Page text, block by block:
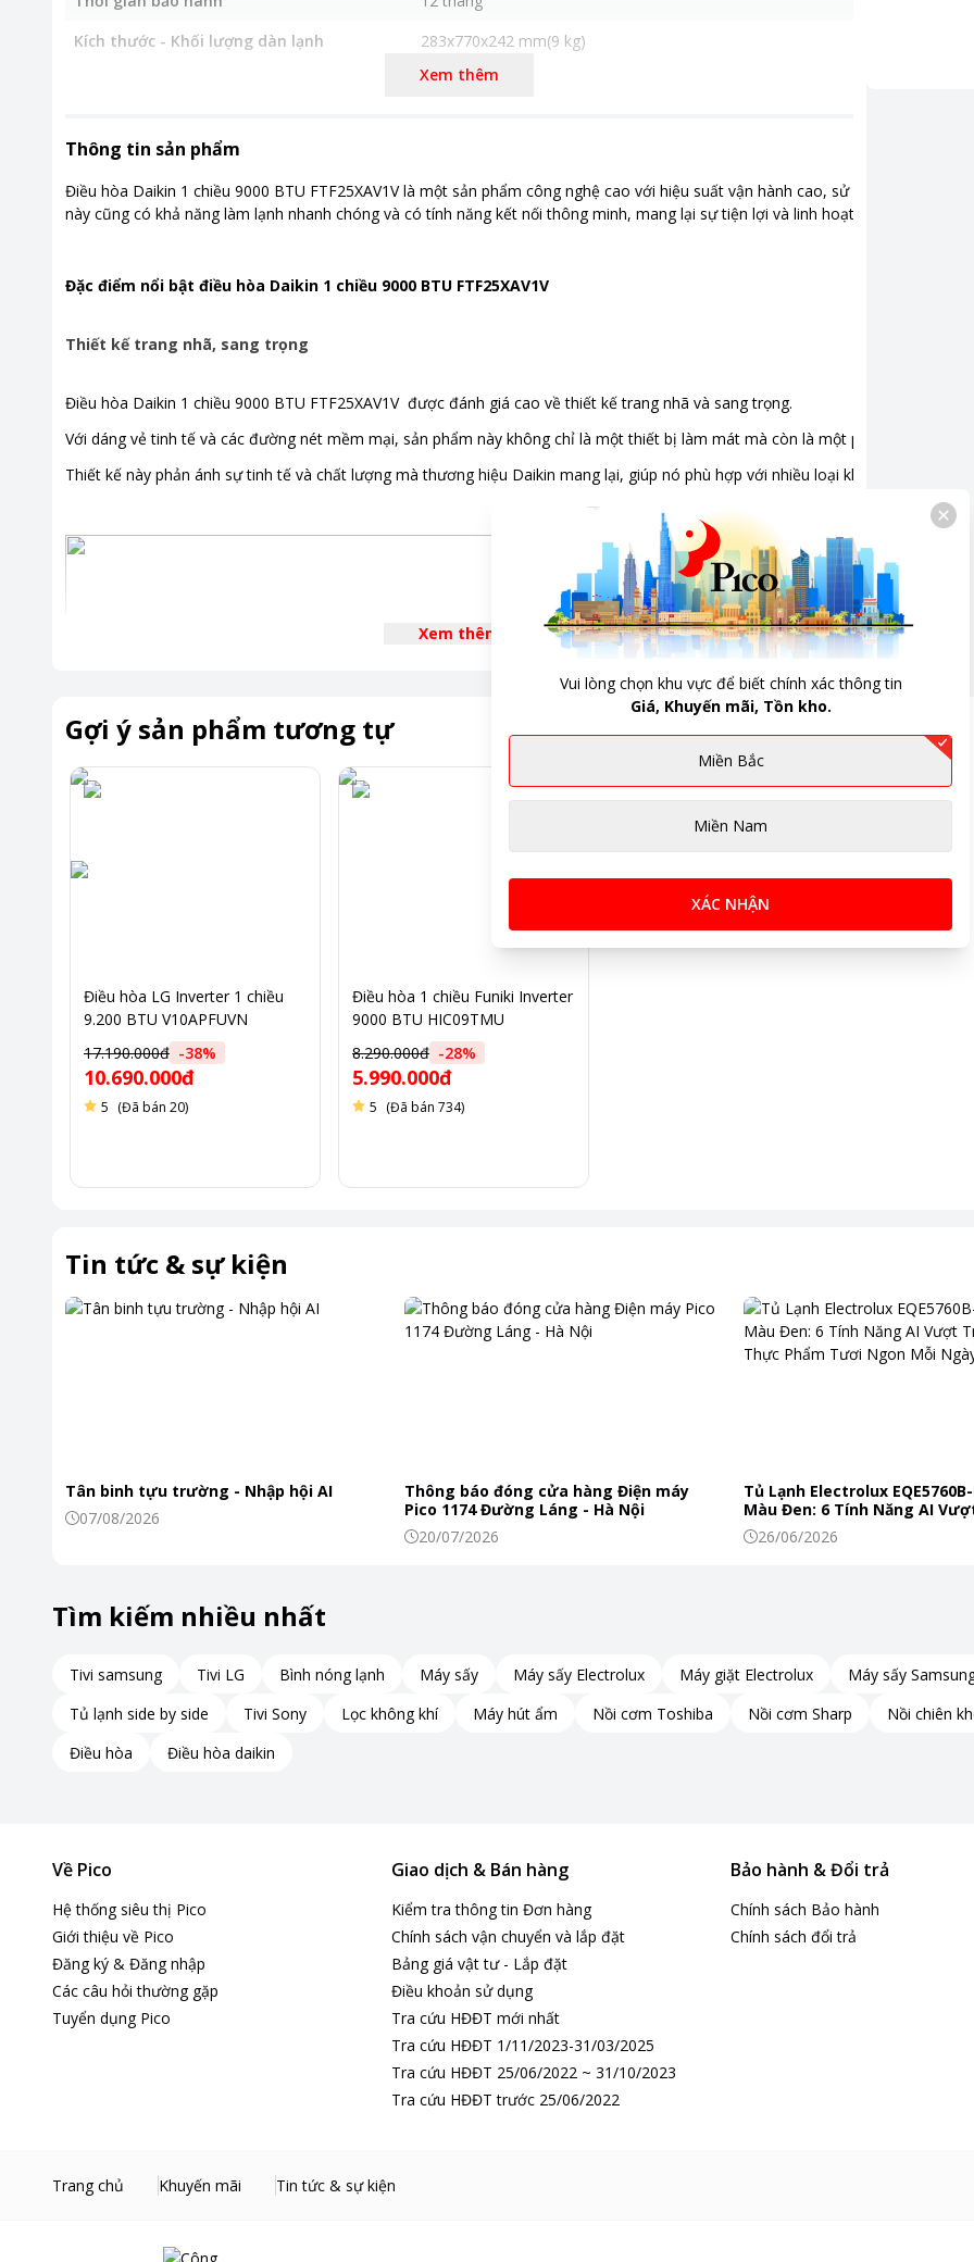
Kích thước - Khối lượng dàn lạnh
283x770x242 mm(9 kg)
418x695x244 mm(26 kg)
Tiện ích
giờ bật tắt máy,Chức năng khử ẩm
Xem thêm
Thông tin sản phẩm
Điều hòa Daikin 1 chiều 9000 BTU FTF25XAV1V là một sản phẩm công nghệ cao với hiệu suất vận hành cao, sử dụng công
này cũng có khả năng làm lạnh nhanh chóng và có tính năng kết nối thông minh, mang lại sự tiện lợi và linh hoạt cho người dùng.
Đặc điểm nổi bật điều hòa Daikin 1 chiều 9000 BTU FTF25XAV1V
Thiết kế trang nhã, sang trọng
Điều hòa Daikin 1 chiều 9000 BTU FTF25XAV1V được đánh giá cao về thiết kế trang nhã và sang trọng.
Với dáng vẻ tinh tế và các đường nét mềm mại, sản phẩm này không chỉ là một thiết bị làm mát mà còn là một phần của trang
Thiết kế này phản ánh sự tinh tế và chất lượng mà thương hiệu Daikin mang lại, giúp nó phù hợp với nhiều loại không gian sử
Điều này đảm bảo rằng bạn có thể tận hưởng sự thoải mái ngay lập tức khi bật điều hòa, đặc biệt là trong những ngày nắng
Công nghệ hiện đại này cũng giúp điều hòa hoạt động hiệu quả, tiết kiệm năng lượng và duy trì nhiệt độ ổn định trong suốt quá
Đồng thời, nó cũng có khả năng diệt khuẩn, vi khuẩn, và vi rút, giúp làm sạch không khí và cải thiện chất lượng không khí trong
Điều này giúp không chỉ làm mát mà còn làm cho không khí trong nhà trở nên trong lành và sạch sẽ hơn.
Xem thêm
Gợi ý sản phẩm tương tự
Điều hòa LG Inverter 1 chiều
9.200 BTU V10APFUVN
17.190.000đ -38%
10.690.000đ
5 (Đã bán 20)
Điều hòa 1 chiều Funiki Inverter
9000 BTU HIC09TMU
8.290.000đ -28%
5.990.000đ
5 (Đã bán 734)
Tin tức & sự kiện
Tân binh tựu trường - Nhập hội AI
07/08/2026
Thông báo đóng cửa hàng Điện máy
Pico 1174 Đường Láng - Hà Nội
20/07/2026
Tủ Lạnh Electrolux
Màu Đen: 6 Tính Năng AI
Khiến Thực Phẩm Tươi Ngon
26/06/2026
Tìm kiếm nhiều nhất
Tivi samsung Tivi LG Bình nóng lạnh Máy sấy Máy sấy Electrolux Máy giặt Electrolux Máy sấy
Tủ lạnh side by side
Tivi Sony Lọc không khí Máy hút ẩm Nồi cơm Toshiba Nồi cơm Sharp Nồi chiên
Điều hòa
Điều hòa daikin
Về Pico
Hệ thống siêu thị Pico
Giới thiệu về Pico
Đăng ký & Đăng nhập
Các câu hỏi thường gặp
Tuyển dụng Pico
Giao dịch & Bán hàng
Kiểm tra thông tin Đơn hàng
Chính sách vận chuyển và lắp đặt
Bảng giá vật tư - Lắp đặt
Điều khoản sử dụng
Tra cứu HĐĐT mới nhất
Tra cứu HĐĐT 1/11/2023-31/03/2025
Tra cứu HĐĐT 25/06/2022 ~ 31/10/2023
Tra cứu HĐĐT trước 25/06/2022
Bảo hành & Đổi trả
Chính sách Bảo hành
Chính sách đổi trả
Trang chủ Khuyến mãi Tin tức & sự kiện
Vui lòng chọn khu vực để biết chính xác thông tin
Giá, Khuyến mãi, Tồn kho.
Miền Bắc
Miền Nam
XÁC NHẬN